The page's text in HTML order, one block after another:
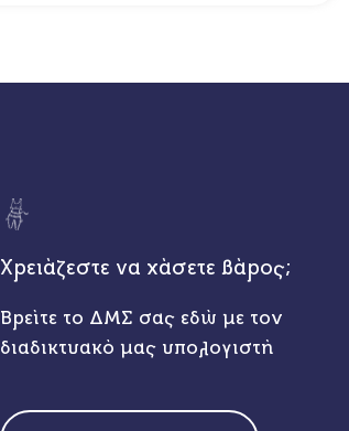
Χρειάζεστε να χάσετε βάρος;
Βρείτε το ΔΜΣ σας εδώ με τον
διαδικτυακό μας υπολογιστή